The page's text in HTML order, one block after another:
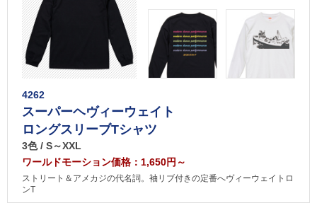
4262
スーパーヘヴィーウェイト
ロングスリーブTシャツ
3色 / S～XXL
ワールドモーション価格：1,650円～
ストリート＆アメカジの代名詞。袖リブ付きの定番へヴィーウェイトロ
ンT